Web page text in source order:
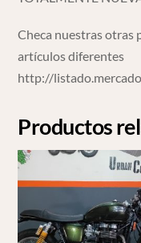
Checa nuestras otras
artículos diferentes
http://
Productos